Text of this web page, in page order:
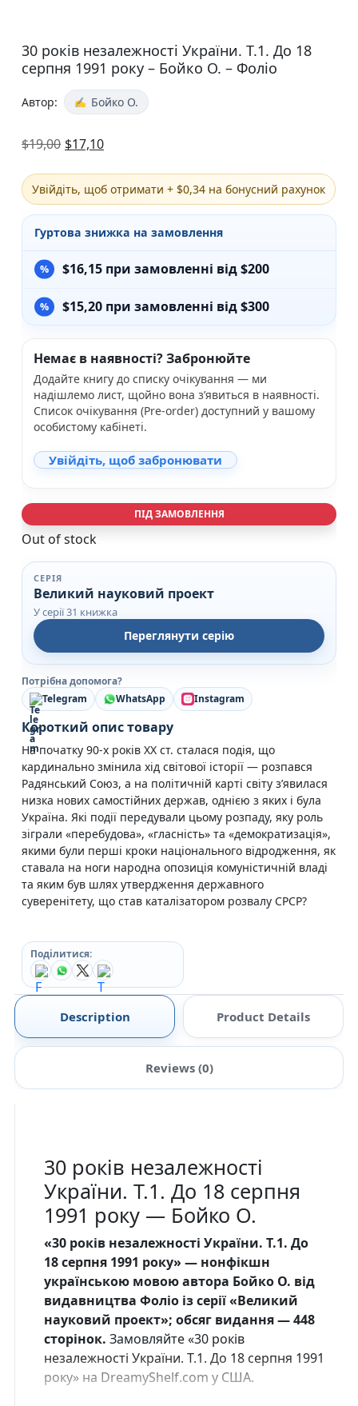
30 років незалежності України. Т.1. До 18
серпня 1991 року – Бойко О. – Фоліо
Автор: Бойко О.
$19,00 $17,10
Увійдіть, щоб отримати + $0,34 на бонусний рахунок
Гуртова знижка на замовлення
$16,15 при замовленні від $200
$15,20 при замовленні від $300
Немає в наявності? Забронюйте
Додайте книгу до списку очікування — ми
надішлемо лист, щойно вона з’явиться в наявності.
Список очікування (Pre-order) доступний у вашому
особистому кабінеті.
Увійдіть, щоб забронювати
ПІД ЗАМОВЛЕННЯ
Out of stock
СЕРІЯ
Великий науковий проект
У серії 31 книжка
Переглянути серію
Потрібна допомога?
Telegram
WhatsApp Instagram
Короткий опис товару
На початку 90-х років ХХ ст. сталася подія, що
кардинально змінила хід світової історії — розпався
Радянський Союз, а на політичній карті світу з’явилася
низка нових самостійних держав, однією з яких і була
Україна. Які події передували цьому розпаду, яку роль
зіграли «перебудова», «гласність» та «демократизація»,
якими були перші кроки національного відродження, як
ставала на ноги народна опозиція комуністичній владі
та яким був шлях утвердження державного
суверенітету, що став каталізатором розвалу СРСР?
Поділитися:
Description Product Details
Reviews (0)
30 років незалежності
України. Т.1. До 18 серпня
1991 року — Бойко О.
«30 років незалежності України. Т.1. До
18 серпня 1991 року» — нонфікшн
українською мовою автора Бойко О. від
видавництва Фоліо із серії «Великий
науковий проект»; обсяг видання — 448
сторінок. Замовляйте «30 років
незалежності України. Т.1. До 18 серпня 1991
року» на DreamyShelf.com у США.